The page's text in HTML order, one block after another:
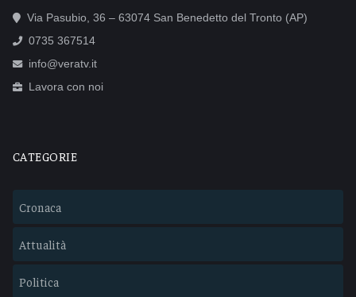
Via Pasubio, 36 – 63074 San Benedetto del Tronto (AP)
0735 367514
info@veratv.it
Lavora con noi
CATEGORIE
Cronaca
Attualità
Politica